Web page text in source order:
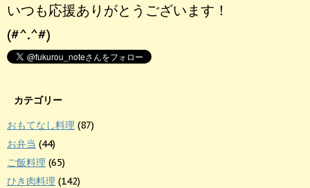
いつも応援ありがとうございます！
(#^.^#)
カテゴリー
おもてなし料理 (87)
お弁当 (44)
ご飯料理 (65)
ひき肉料理 (142)